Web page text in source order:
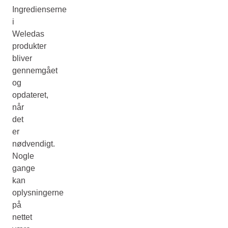
Ingredienserne
i
Weledas
produkter
bliver
gennemgået
og
opdateret,
når
det
er
nødvendigt.
Nogle
gange
kan
oplysningerne
på
nettet